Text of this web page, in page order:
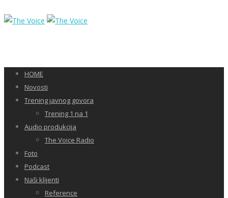
HOME
Novosti
Trening javnog govora
Trening 1 na 1
Audio produkcija
The Voice Radio
Foto
Podcast
Naši klijenti
Reference